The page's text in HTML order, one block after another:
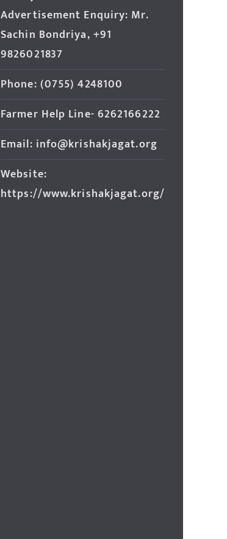
Advertisement Enquiry: Mr.
Sachin Bondriya, +91
9826021837
Phone: (0755) 4248100
Farmer Help Line- 6262166222
Email: info@krishakjagat.org
Website:
https://www.krishakjagat.org/